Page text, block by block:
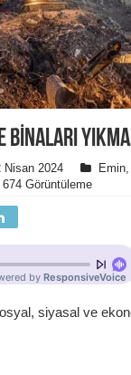
BİNALARI
Nisan 2024 Emin
674 Görüntüleme
siyasal ve